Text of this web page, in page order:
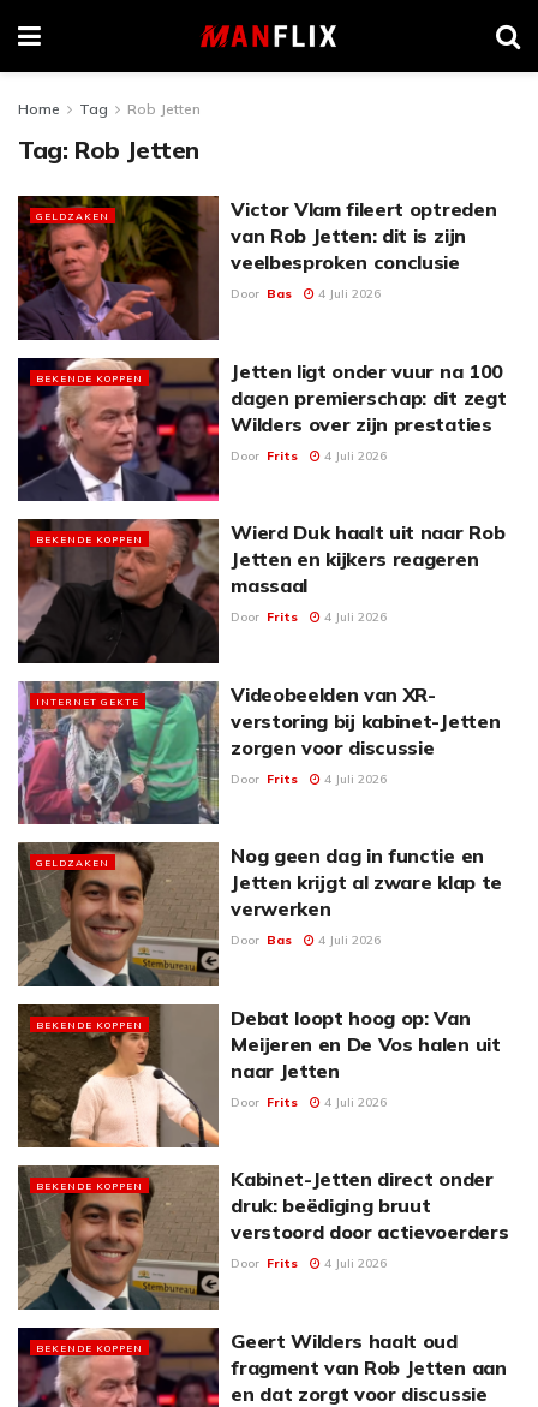
Home Tag Rob Jetten
Tag: Rob Jetten
GELDZAKEN
Victor Vlam fileert optreden
van Rob Jetten: dit is zijn
veelbesproken conclusie
Door Bas 4 Juli 2026
BEKENDE KOPPEN
Jetten ligt onder vuur na 100
dagen premierschap: dit zegt
Wilders over zijn prestaties
Door Frits 4 Juli 2026
BEKENDE KOPPEN
Wierd Duk haalt uit naar Rob
Jetten en kijkers reageren
massaal
Door Frits 4 Juli 2026
INTERNET GEKTE
Videobeelden van XR-
verstoring bij kabinet-Jetten
zorgen voor discussie
Door Frits 4 Juli 2026
GELDZAKEN
Nog geen dag in functie en
Jetten krijgt al zware klap te
verwerken
Door Bas 4 Juli 2026
BEKENDE KOPPEN
Debat loopt hoog op: Van
Meijeren en De Vos halen uit
naar Jetten
Door Frits 4 Juli 2026
BEKENDE KOPPEN
Kabinet-Jetten direct onder
druk: beëdiging bruut
verstoord door actievoerders
Door Frits 4 Juli 2026
BEKENDE KOPPEN
Geert Wilders haalt oud
fragment van Rob Jetten aan
en dat zorgt voor discussie